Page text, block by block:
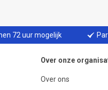
72 uur mogelijk
Over onze
Over ons